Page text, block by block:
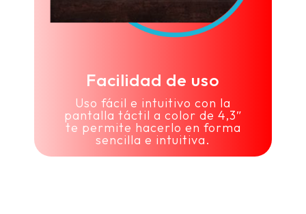
Facilidad de uso
Uso fácil e intuitivo con la
pantalla táctil a color de 4,3″
te permite hacerlo en forma
sencilla e intuitiva.